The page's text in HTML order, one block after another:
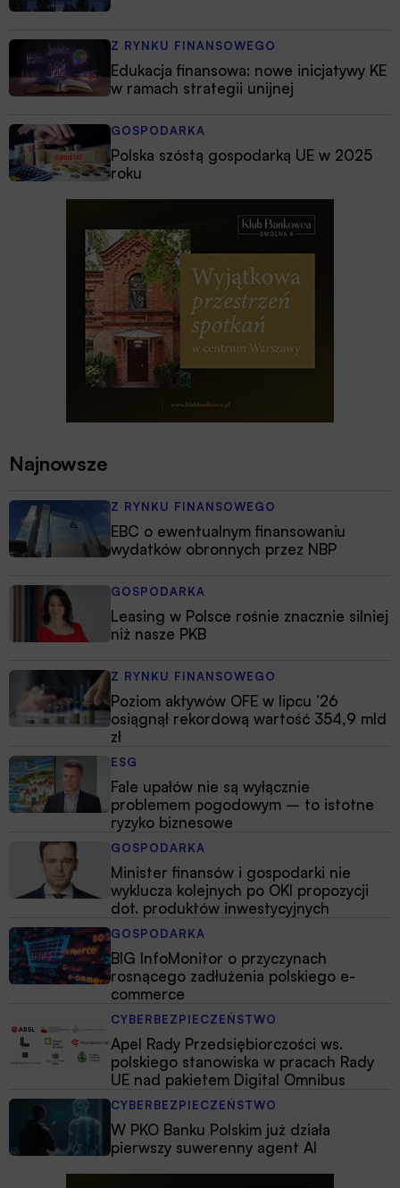
Z RYNKU FINANSOWEGO
Edukacja finansowa: nowe inicjatywy KE
w ramach strategii unijnej
GOSPODARKA
Polska szóstą gospodarką UE w 2025
roku
Najnowsze
Z RYNKU FINANSOWEGO
EBC o ewentualnym finansowaniu
wydatków obronnych przez NBP
GOSPODARKA
Leasing w Polsce rośnie znacznie silniej
niż nasze PKB
Z RYNKU FINANSOWEGO
Poziom aktywów OFE w lipcu ’26
osiągnął rekordową wartość 354,9 mld
zł
ESG
Fale upałów nie są wyłącznie
problemem pogodowym – to istotne
ryzyko biznesowe
GOSPODARKA
Minister finansów i gospodarki nie
wyklucza kolejnych po OKI propozycji
dot. produktów inwestycyjnych
GOSPODARKA
BIG InfoMonitor o przyczynach
rosnącego zadłużenia polskiego e-
commerce
CYBERBEZPIECZEŃSTWO
Apel Rady Przedsiębiorczości ws.
polskiego stanowiska w pracach Rady
UE nad pakietem Digital Omnibus
CYBERBEZPIECZEŃSTWO
W PKO Banku Polskim już działa
pierwszy suwerenny agent AI